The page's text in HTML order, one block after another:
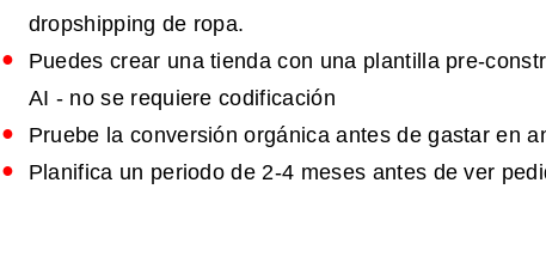
dropshipping de ropa.
Puedes crear una tienda con una plantilla pre-
AI - no se requiere codificación
Pruebe la conversión orgánica antes de gastar en
Planifica un periodo de 2-4 meses antes de ver